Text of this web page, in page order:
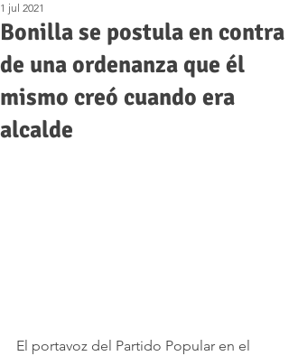
Bonilla se postula en contra
de una ordenanza que él
mismo creó cuando era
alcalde
1 jul 2021
El portavoz del Partido Popular en el